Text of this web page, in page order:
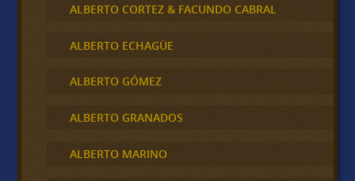
ALBERTO CORTEZ & FACUNDO CABRAL
ALBERTO ECHAGÜE
ALBERTO GÓMEZ
ALBERTO GRANADOS
ALBERTO MARINO